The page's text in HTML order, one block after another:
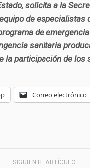
solicita a la
de especialistas
de
sanitaria
la participación de los
Correo electrónico
SIGUIENTE ARTÍCULO